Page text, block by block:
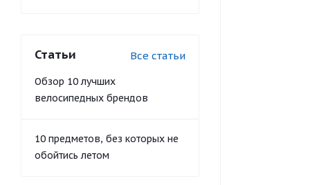
Статьи Все статьи
Обзор 10 лучших
велосипедных брендов
10 предметов, без которых не
обойтись летом